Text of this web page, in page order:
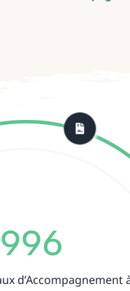
d’Accompagnement